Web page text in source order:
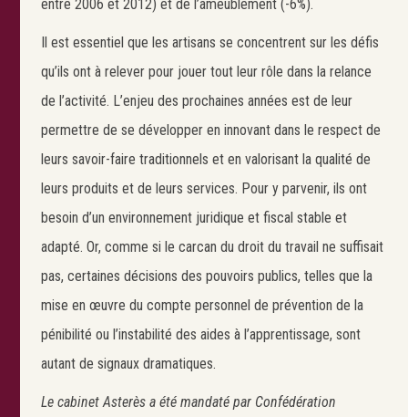
entre 2006 et 2012) et de l’ameublement (-6%).
Il est essentiel que les artisans se concentrent sur les défis
qu’ils ont à relever pour jouer tout leur rôle dans la relance
de l’activité. L’enjeu des prochaines années est de leur
permettre de se développer en innovant dans le respect de
leurs savoir-faire traditionnels et en valorisant la qualité de
leurs produits et de leurs services. Pour y parvenir, ils ont
besoin d’un environnement juridique et fiscal stable et
adapté. Or, comme si le carcan du droit du travail ne suffisait
pas, certaines décisions des pouvoirs publics, telles que la
mise en œuvre du compte personnel de prévention de la
pénibilité ou l’instabilité des aides à l’apprentissage, sont
autant de signaux dramatiques.
Le cabinet Asterès a été mandaté par Confédération